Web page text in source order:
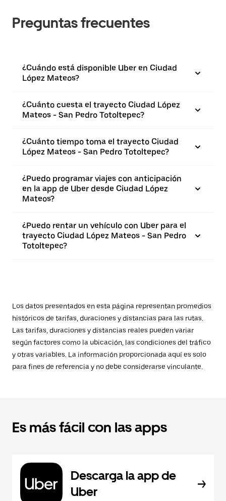
Preguntas frecuentes
¿Cuándo está disponible Uber en Ciudad
López Mateos?
¿Cuánto cuesta el trayecto Ciudad López
Mateos - San Pedro Totoltepec?
¿Cuánto tiempo toma el trayecto Ciudad
López Mateos - San Pedro Totoltepec?
¿Puedo programar viajes con anticipación
en la app de Uber desde Ciudad López
Mateos?
¿Puedo rentar un vehículo con Uber para el
trayecto Ciudad López Mateos - San Pedro
Totoltepec?
Los datos presentados en esta página representan promedios
históricos de tarifas, duraciones y distancias para las rutas.
Las tarifas, duraciones y distancias reales pueden variar
según factores como la ubicación, las condiciones del tráfico
y otras variables. La información proporcionada aquí es solo
para fines de referencia y no debe considerarse vinculante.
Es más fácil con las apps
Descarga la app de
Uber